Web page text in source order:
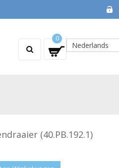
Nederlands
0
(40.PB.192.1)